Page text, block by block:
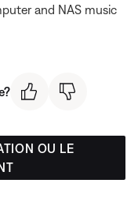
and NAS music
OU LE